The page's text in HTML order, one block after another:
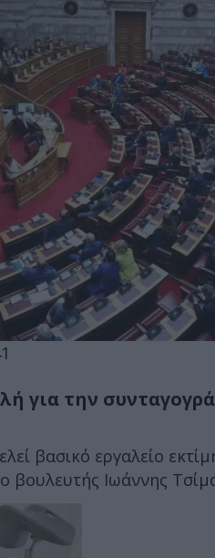
για την
βασικό εργαλείο
βουλευτής Ιωάννης